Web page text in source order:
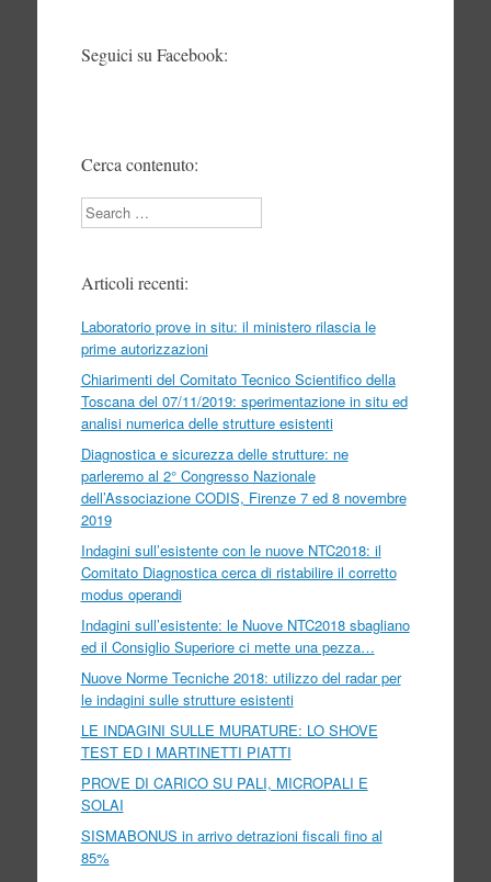
Seguici su Facebook:
Cerca contenuto:
Search
Articoli recenti:
Laboratorio prove in situ: il ministero rilascia le
prime autorizzazioni
Chiarimenti del Comitato Tecnico Scientifico della
Toscana del 07/11/2019: sperimentazione in situ ed
analisi numerica delle strutture esistenti
Diagnostica e sicurezza delle strutture: ne
parleremo al 2° Congresso Nazionale
dell’Associazione CODIS, Firenze 7 ed 8 novembre
2019
Indagini sull’esistente con le nuove NTC2018: il
Comitato Diagnostica cerca di ristabilire il corretto
modus operandi
Indagini sull’esistente: le Nuove NTC2018 sbagliano
ed il Consiglio Superiore ci mette una pezza…
Nuove Norme Tecniche 2018: utilizzo del radar per
le indagini sulle strutture esistenti
LE INDAGINI SULLE MURATURE: LO SHOVE
TEST ED I MARTINETTI PIATTI
PROVE DI CARICO SU PALI, MICROPALI E
SOLAI
SISMABONUS in arrivo detrazioni fiscali fino al
85%